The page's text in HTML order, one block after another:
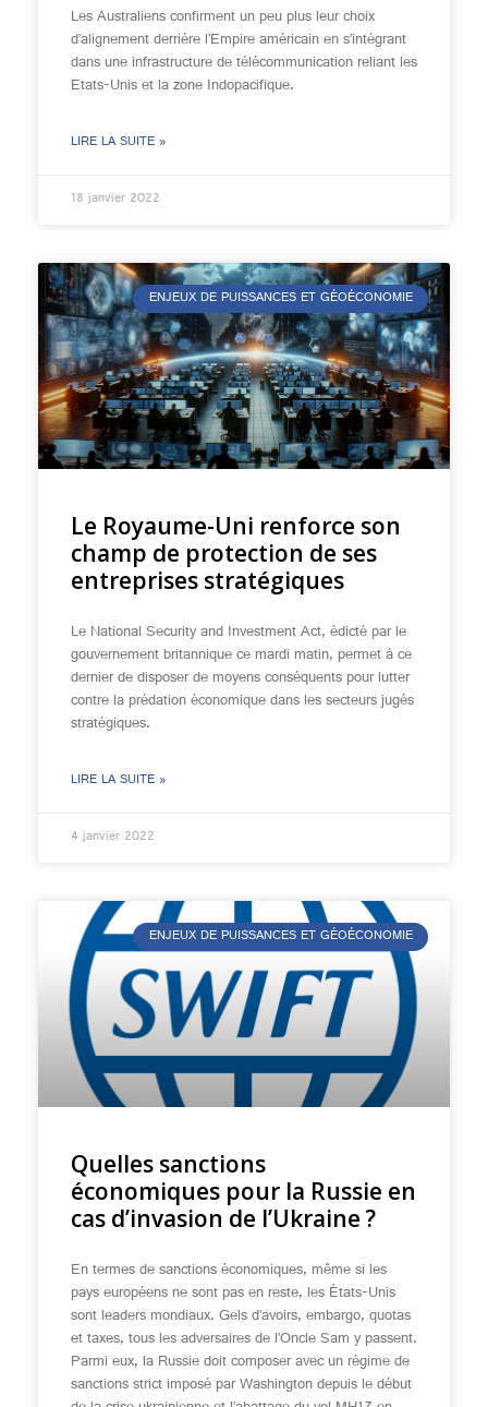
Les Australiens confirment un peu plus leur choix
d’alignement derrière l’Empire américain en s’intégrant
dans une infrastructure de télécommunication reliant les
Etats-Unis et la zone Indopacifique.
LIRE LA SUITE »
18 janvier 2022
ENJEUX DE PUISSANCES ET GÉOÉCONOMIE
Le Royaume-Uni renforce son
champ de protection de ses
entreprises stratégiques
Le National Security and Investment Act, édicté par le
gouvernement britannique ce mardi matin, permet à ce
dernier de disposer de moyens conséquents pour lutter
contre la prédation économique dans les secteurs jugés
stratégiques.
LIRE LA SUITE »
4 janvier 2022
ENJEUX DE PUISSANCES ET GÉOÉCONOMIE
Quelles sanctions
économiques pour la Russie en
cas d’invasion de l’Ukraine ?
En termes de sanctions économiques, même si les
pays européens ne sont pas en reste, les États-Unis
sont leaders mondiaux. Gels d’avoirs, embargo, quotas
et taxes, tous les adversaires de l’Oncle Sam y passent.
Parmi eux, la Russie doit composer avec un régime de
sanctions strict imposé par Washington depuis le début